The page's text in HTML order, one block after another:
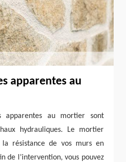
apparentes au
apparentes au mortier sont
hydrauliques. Le mortier
résistance de vos murs en
de l’intervention, vous pouvez